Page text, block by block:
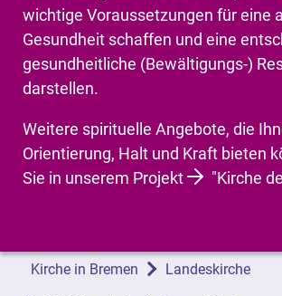
wichtige Voraussetzungen für eine
Gesundheit schaffen und eine
gesundheitliche (Bewältigungs-)
darstellen.
Weitere spirituelle Angebote, die
Orientierung, Halt und Kraft bieten
Sie in unserem Projekt
"Kirche
Kirche in Bremen Landeskirche